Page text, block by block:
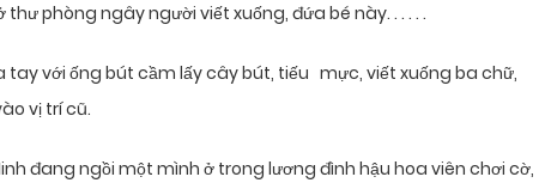
phòng ngây người viết xuống, đứa bé này. . . . . .
tay với ống bút cầm lấy cây bút, tiếu mực, viết xuống ba chữ,
vị trí cũ.
đang ngồi một mình ở trong lương đình hậu hoa viên chơi cờ,